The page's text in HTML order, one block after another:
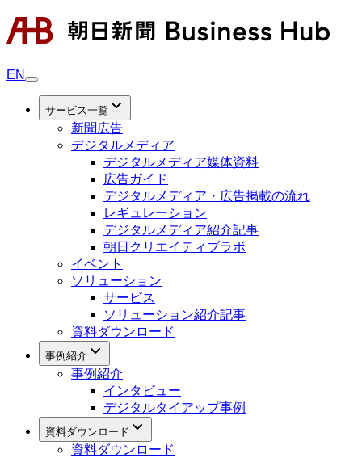
EN
サービス一覧
新聞広告
デジタルメディア
デジタルメディア媒体資料
広告ガイド
デジタルメディア・広告掲載の流れ
レギュレーション
デジタルメディア紹介記事
朝日クリエイティブラボ
イベント
ソリューション
サービス
ソリューション紹介記事
資料ダウンロード
事例紹介
事例紹介
インタビュー
デジタルタイアップ事例
資料ダウンロード
資料ダウンロード